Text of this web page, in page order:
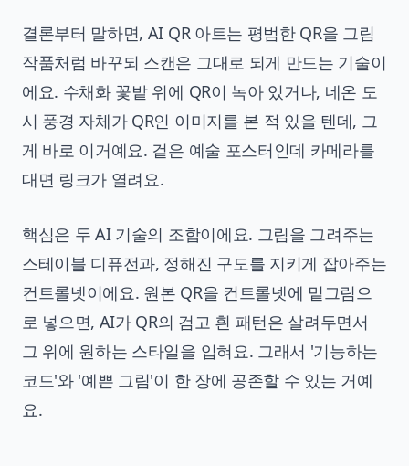
결론부터 말하면, AI QR 아트는 평범한 QR을 그림
작품처럼 바꾸되 스캔은 그대로 되게 만드는 기술이
에요. 수채화 꽃밭 위에 QR이 녹아 있거나, 네온 도
시 풍경 자체가 QR인 이미지를 본 적 있을 텐데, 그
게 바로 이거예요. 겉은 예술 포스터인데 카메라를
대면 링크가 열려요.
핵심은 두 AI 기술의 조합이에요. 그림을 그려주는
스테이블 디퓨전과, 정해진 구도를 지키게 잡아주는
컨트롤넷이에요. 원본 QR을 컨트롤넷에 밑그림으
로 넣으면, AI가 QR의 검고 흰 패턴은 살려두면서
그 위에 원하는 스타일을 입혀요. 그래서 '기능하는
코드'와 '예쁜 그림'이 한 장에 공존할 수 있는 거예
요.